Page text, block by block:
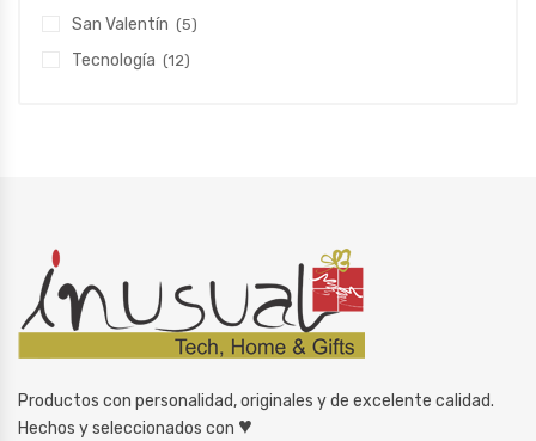
San Valentín (5)
Tecnología (12)
Productos con personalidad, originales y de excelente calidad.
Hechos y seleccionados con ♥